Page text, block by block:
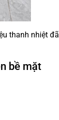
thanh nhiệt đã
bề mặt